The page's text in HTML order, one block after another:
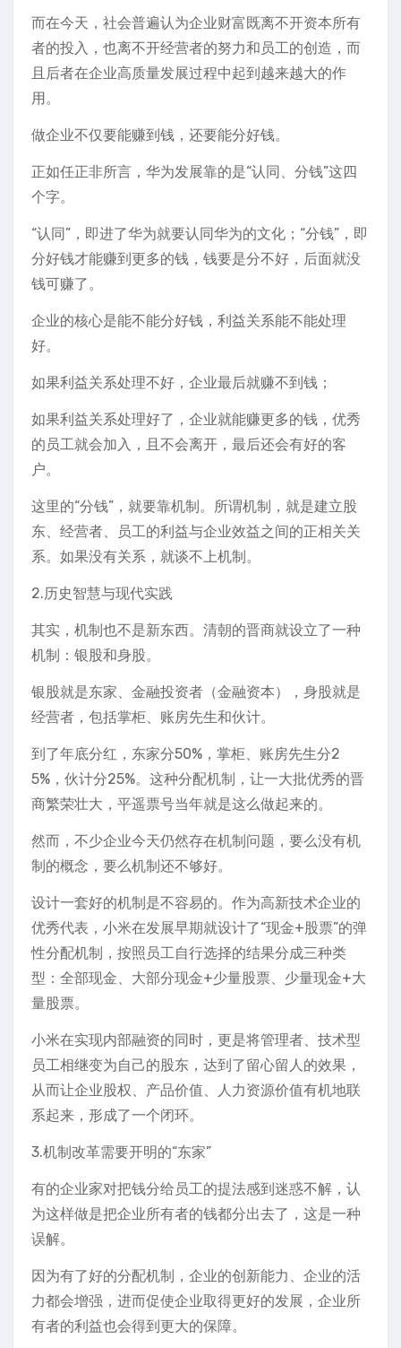
而在今天，社会普遍认为企业财富既离不开资本所有
者的投入，也离不开经营者的努力和员工的创造，而
且后者在企业高质量发展过程中起到越来越大的作
用。
做企业不仅要能赚到钱，还要能分好钱。
正如任正非所言，华为发展靠的是“认同、分钱”这四
个字。
“认同”，即进了华为就要认同华为的文化；“分钱”，即
分好钱才能赚到更多的钱，钱要是分不好，后面就没
钱可赚了。
企业的核心是能不能分好钱，利益关系能不能处理
好。
如果利益关系处理不好，企业最后就赚不到钱；
如果利益关系处理好了，企业就能赚更多的钱，优秀
的员工就会加入，且不会离开，最后还会有好的客
户。
这里的“分钱”，就要靠机制。所谓机制，就是建立股
东、经营者、员工的利益与企业效益之间的正相关关
系。如果没有关系，就谈不上机制。
2.历史智慧与现代实践
其实，机制也不是新东西。清朝的晋商就设立了一种
机制：银股和身股。
银股就是东家、金融投资者（金融资本），身股就是
经营者，包括掌柜、账房先生和伙计。
到了年底分红，东家分50%，掌柜、账房先生分2
5%，伙计分25%。这种分配机制，让一大批优秀的晋
商繁荣壮大，平遥票号当年就是这么做起来的。
然而，不少企业今天仍然存在机制问题，要么没有机
制的概念，要么机制还不够好。
设计一套好的机制是不容易的。作为高新技术企业的
优秀代表，小米在发展早期就设计了“现金+股票”的弹
性分配机制，按照员工自行选择的结果分成三种类
型：全部现金、大部分现金+少量股票、少量现金+大
量股票。
小米在实现内部融资的同时，更是将管理者、技术型
员工相继变为自己的股东，达到了留心留人的效果，
从而让企业股权、产品价值、人力资源价值有机地联
系起来，形成了一个闭环。
3.机制改革需要开明的“东家”
有的企业家对把钱分给员工的提法感到迷惑不解，认
为这样做是把企业所有者的钱都分出去了，这是一种
误解。
因为有了好的分配机制，企业的创新能力、企业的活
力都会增强，进而促使企业取得更好的发展，企业所
有者的利益也会得到更大的保障。